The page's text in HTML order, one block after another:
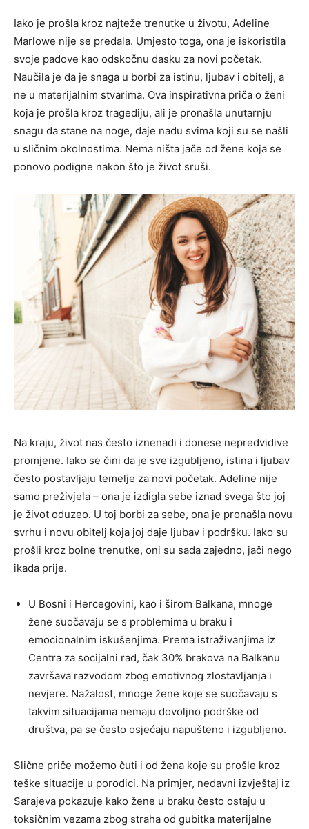
Iako je prošla kroz najteže trenutke u životu, Adeline
Marlowe nije se predala. Umjesto toga, ona je iskoristila
svoje padove kao odskočnu dasku za novi početak.
Naučila je da je snaga u borbi za istinu, ljubav i obitelj, a
ne u materijalnim stvarima. Ova inspirativna priča o ženi
koja je prošla kroz tragediju, ali je pronašla unutarnju
snagu da stane na noge, daje nadu svima koji su se našli
u sličnim okolnostima. Nema ništa jače od žene koja se
ponovo podigne nakon što je život sruši.
Na kraju, život nas često iznenadi i donese nepredvidive
promjene. Iako se čini da je sve izgubljeno, istina i ljubav
često postavljaju temelje za novi početak. Adeline nije
samo preživjela – ona je izdigla sebe iznad svega što joj
je život oduzeo. U toj borbi za sebe, ona je pronašla novu
svrhu i novu obitelj koja joj daje ljubav i podršku. Iako su
prošli kroz bolne trenutke, oni su sada zajedno, jači nego
ikada prije.
U Bosni i Hercegovini, kao i širom Balkana, mnoge
žene suočavaju se s problemima u braku i
emocionalnim iskušenjima. Prema istraživanjima iz
Centra za socijalni rad, čak 30% brakova na Balkanu
završava razvodom zbog emotivnog zlostavljanja i
nevjere. Nažalost, mnoge žene koje se suočavaju s
takvim situacijama nemaju dovoljno podrške od
društva, pa se često osjećaju napušteno i izgubljeno.
Slične priče možemo čuti i od žena koje su prošle kroz
teške situacije u porodici. Na primjer, nedavni izvještaj iz
Sarajeva pokazuje kako žene u braku često ostaju u
toksičnim vezama zbog straha od gubitka materijalne